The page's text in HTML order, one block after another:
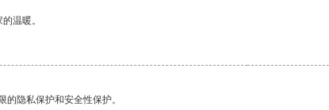
温暖。
隐私保护和安全性保护。